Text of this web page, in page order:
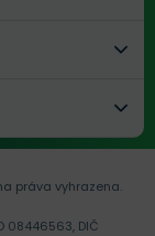
práva vyhrazena.
08446563, DIČ